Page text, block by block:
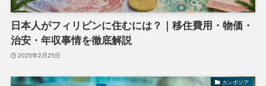
日本人がフィリピンに住むには？｜移住費用・物価・
治安・年収事情を徹底解説
2025年2月25日
カンボジア